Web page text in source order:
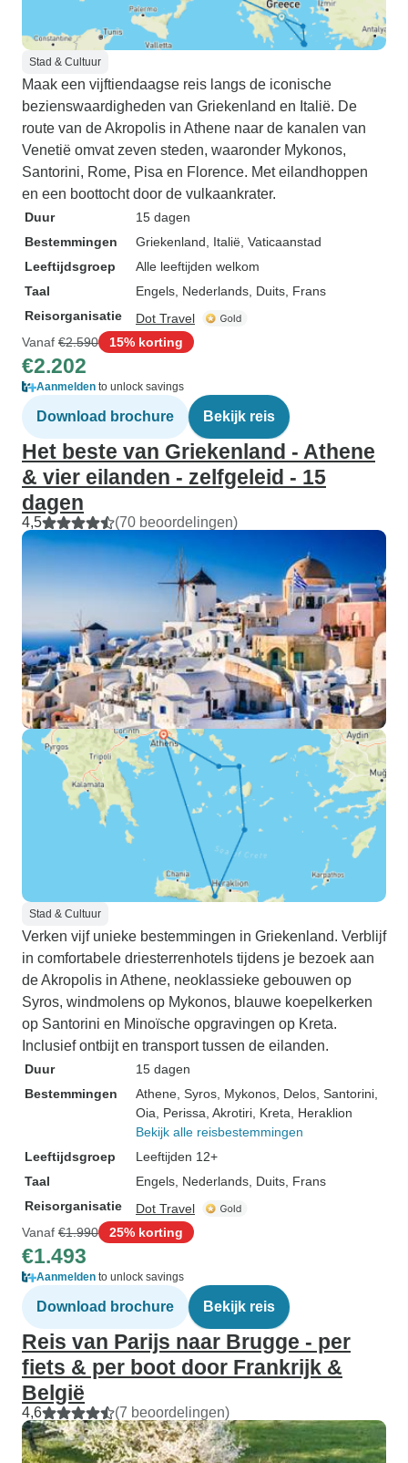
Stad & Cultuur
Maak een vijftiendaagse reis langs de iconische
bezienswaardigheden van Griekenland en Italië. De
route van de Akropolis in Athene naar de kanalen van
Venetië omvat zeven steden, waaronder Mykonos,
Santorini, Rome, Pisa en Florence. Met eilandhoppen
en een boottocht door de vulkaankrater.
Duur
15 dagen
Bestemmingen
Griekenland , Italië , Vaticaanstad
Leeftijdsgroep
Alle leeftijden welkom
Taal
Engels, Nederlands, Duits, Frans
Reisorganisatie
Dot Travel
Vanaf €2.590 15% korting
€2.202
Aanmelden to unlock savings
Download brochure Bekijk reis
Het beste van Griekenland - Athene
& vier eilanden - zelfgeleid - 15
dagen
4,5 (70 beoordelingen)
Stad & Cultuur
Verken vijf unieke bestemmingen in Griekenland. Verblijf
in comfortabele driesterrenhotels tijdens je bezoek aan
de Akropolis in Athene, neoklassieke gebouwen op
Syros, windmolens op Mykonos, blauwe koepelkerken
op Santorini en Minoïsche opgravingen op Kreta.
Inclusief ontbijt en transport tussen de eilanden.
Duur
15 dagen
Bestemmingen
Athene , Syros , Mykonos , Delos , Santorini
Oia , Perissa , Akrotiri , Kreta , Heraklion
Bekijk alle reisbestemmingen
Leeftijdsgroep
Leeftijden 12+
Taal
Engels, Nederlands, Duits, Frans
Reisorganisatie
Dot Travel
Vanaf €1.990 25% korting
€1.493
Aanmelden to unlock savings
Download brochure Bekijk reis
Reis van Parijs naar Brugge - per
fiets & per boot door Frankrijk &
België
4,6 (7 beoordelingen)